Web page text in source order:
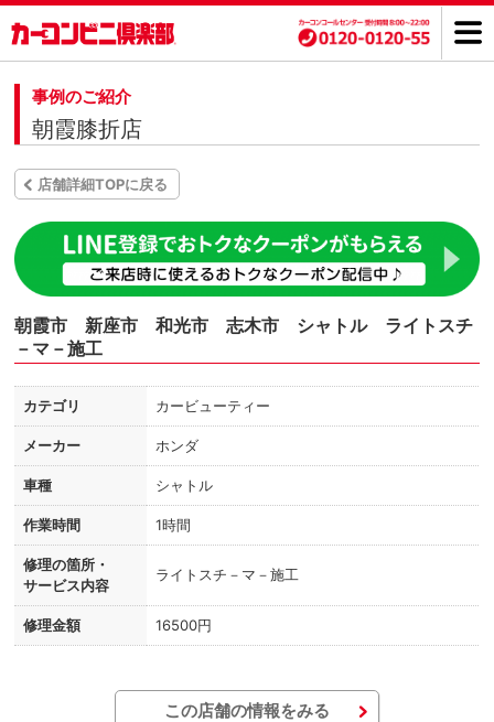
事例のご紹介
朝霞膝折店
店舗詳細TOPに戻る
朝霞市 新座市 和光市 志木市 シャトル ライトスチ
－マ－施工
カテゴリ カービューティー
メーカー ホンダ
車種 シャトル
作業時間 1時間
修理の箇所・
サービス内容
ライトスチ－マ－施工
修理金額 16500円
この店舗の情報をみる